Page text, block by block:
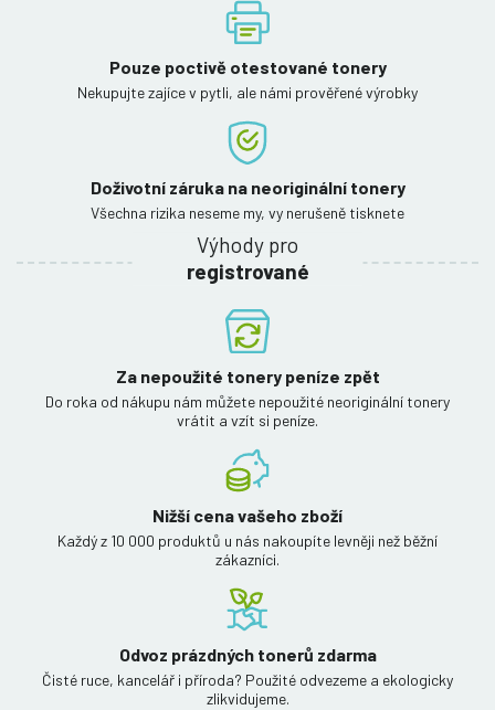
Pouze poctivě otestované tonery
Nekupujte zajíce v pytli, ale námi prověřené výrobky
Doživotní záruka na neoriginální tonery
Všechna rizika neseme my, vy nerušeně tisknete
Výhody pro
registrované
Za nepoužité tonery peníze zpět
Do roka od nákupu nám můžete nepoužité neoriginální tonery
vrátit a vzít si peníze.
Nižší cena vašeho zboží
Každý z 10 000 produktů u nás nakoupíte levněji než běžní
zákazníci.
Odvoz prázdných tonerů zdarma
Čisté ruce, kancelář i příroda? Použité odvezeme a ekologicky
zlikvidujeme.